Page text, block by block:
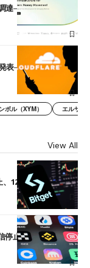
達──ソニーやスタン
表──まずハンドル名
ボル（XYM） エルサル
View All
12月末に強制決済
停止──OKXやバイビ